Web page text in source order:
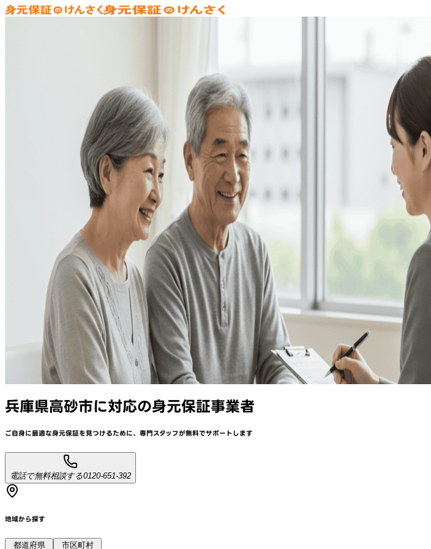
兵庫県高砂市に対応の身元保証事業者
ご自身に最適な身元保証を見つけるために、 専門スタッフが無料でサポートします
電話で無料相談する0120-651-392
地域から探す
都道府県
市区町村